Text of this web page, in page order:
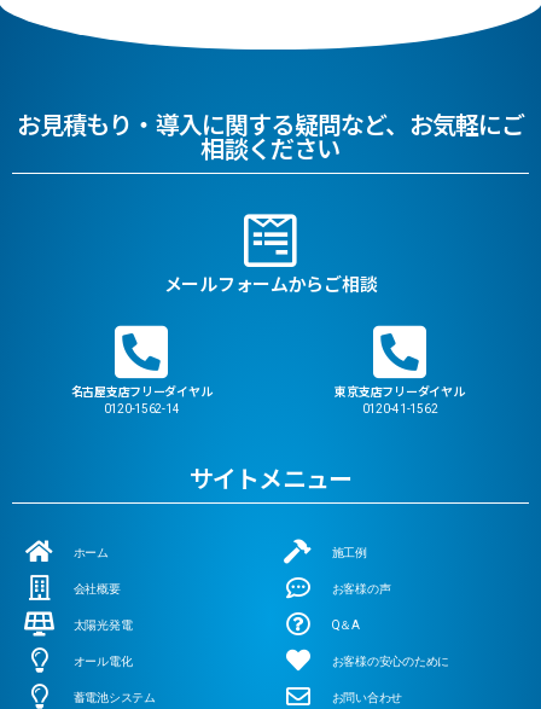
お見積もり・導入に関する疑問など、お気軽にご
相談ください
メールフォームからご相談
名古屋支店フリーダイヤル
0120-1562-14
東京支店フリーダイヤル
0120-41-1562
サイトメニュー
ホーム
会社概要
太陽光発電
オール電化
蓄電池システム
施工例
お客様の声
Q＆A
お客様の安心のために
お問い合わせ